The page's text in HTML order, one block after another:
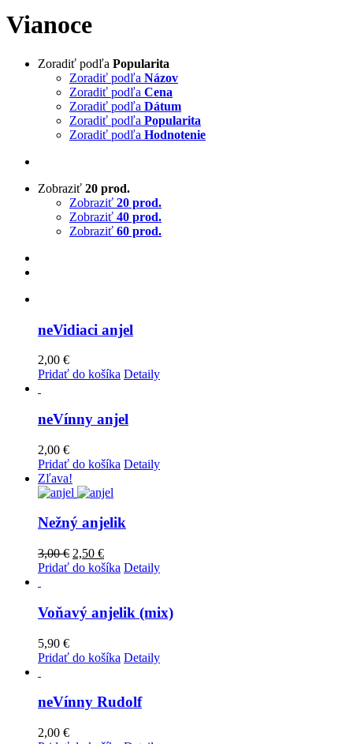
Vianoce
Zoradiť podľa Popularita
Zoradiť podľa Názov
Zoradiť podľa Cena
Zoradiť podľa Dátum
Zoradiť podľa Popularita
Zoradiť podľa Hodnotenie
Zobraziť 20 prod.
Zobraziť 20 prod.
Zobraziť 40 prod.
Zobraziť 60 prod.
neVidiaci anjel
2,00 €
Pridať do košíka Detaily
neVínny anjel
2,00 €
Pridať do košíka Detaily
Zľava!
Nežný anjelik
3,00€ 2,50 €
Pridať do košíka Detaily
Voňavý anjelik (mix)
5,90 €
Pridať do košíka Detaily
neVínny Rudolf
2,00 €